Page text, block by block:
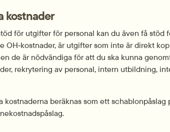
kostnader
för utgifter för personal kan du även få stöd
OH‑kostnader, är utgifter som inte är direkt
de är nödvändiga för att du ska kunna
rekrytering av personal, intern utbildning,
kostnaderna beräknas som ett schablonpåslag